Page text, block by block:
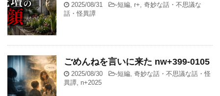
2025/08/31 -短編 r+ 奇妙な話・不思議な
話・怪異譚
ごめんねを言いに来た nw+399-0105
2025/08/30 -短編 奇妙な話・不思議な話・怪
異譚 n+2025